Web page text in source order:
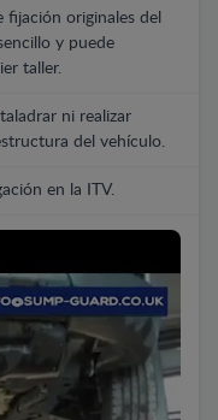
fijación originales del
y puede
taller.
ni realizar
del vehículo.
en la ITV.